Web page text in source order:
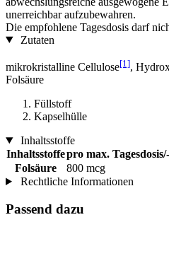
unerreichbar aufzubewahren.
Die empfohlene Tagesdosis darf
Zutaten
mikrokristalline Cellulose[1],
Folsäure
Füllstoff
Kapselhülle
Inhaltsstoffe
Inhaltsstoffepro max.
Folsäure
800 mcg
Rechtliche Informationen
Passend dazu